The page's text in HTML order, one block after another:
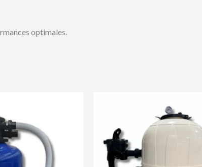
optimales.
10,400 د.ج
à
81,900 د.ج
prix :
67,000 د.ج